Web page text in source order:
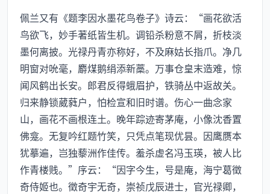
佩兰又有《题李因水墨花鸟卷子》诗云：“画花欲活
鸟欲飞，妙手著纸皆生机。调铅杀粉意不屑，折枝淡
墨何离披。光禄丹青亦称好，不及麻姑长指爪。净几
明窗对吮毫，麝煤鹅绢添新藁。万事仓皇末造难，惊
闻风鹤出长安。郎君反得蛾眉护，铁骑丛中返故关。
归来静锁葳蕤户，怕检宣和旧时谱。伤心一曲念家
山，画花不画根连土。晚年踪迹寄茅庵，小像沈香置
佛龛。无复吟红题竹笑，只凭点笔现优昙。因鹰赝本
犹摹遍，岂独藜洲作佳传。羞杀虚名冯玉瑛，被人比
作青楼贱。”序云：“因字今生，号是庵，海宁葛徵
奇侍姬也。徵奇宇无奇，崇祯戊辰进士，官光禄卿，